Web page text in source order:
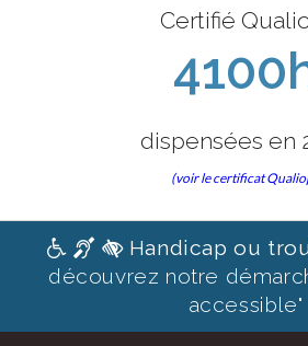
Certifié
dispensées en
(voir le certificat
Handicap ou
découvrez notre
accessible"